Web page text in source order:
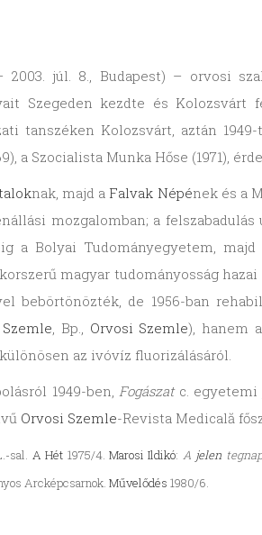
2003. júl. 8., Budapest) – orvosi
Szegeden kezdte és Kolozsvárt
tanszéken Kolozsvárt, aztán
a Szocialista Munka Hőse (1971),
nak, majd a Falvak Népének és a
mozgalomban; a
a Bolyai Tudományegyetem,
magyar tudományosság
bebörtönözték, de 1956-ban
Szemle, Bp., Orvosi Szemle), hanem
az ivóvíz fluorizálásáról.
1949-ben,Fogászatc. egyetemi
Orvosi Szemle-Revista Medicală
sal. A Hét 1975/4. Marosi Ildikó: A jelen
Arcképcsarnok. Művelődés 1980/6.